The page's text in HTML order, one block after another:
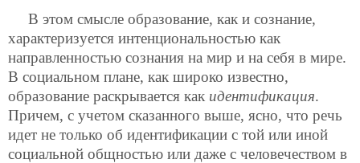
В этом смысле образование, как и сознание,
характеризуется интенциональностью как
направленностью сознания на мир и на себя в мире.
В социальном плане, как широко известно,
образование раскрывается как идентификация.
Причем, с учетом сказанного выше, ясно, что речь
идет не только об идентификации с той или иной
социальной общностью или даже с человечеством в